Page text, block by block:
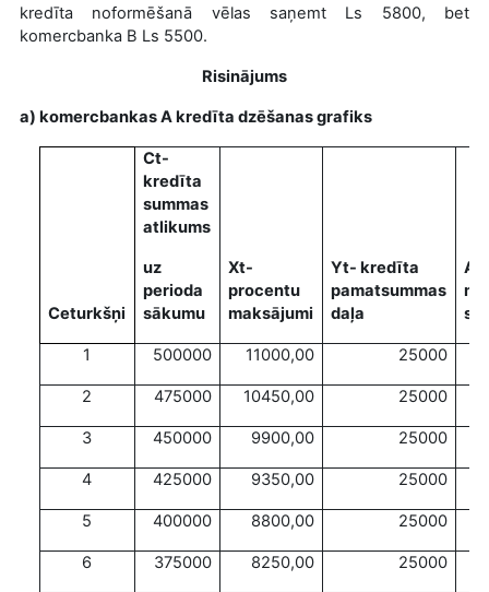
kredīta noformēšanā vēlas saņemt Ls 5800, bet
komercbanka B Ls 5500.
Risinājums
a) komercbankas A kredīta dzēšanas grafiks
Ceturkšņi
Ct-
kredīta
summas
atlikums
uz
perioda
sākumu
Xt-
procentu
maksājumi
Yt- kredīta
pamatsummas
daļa
1 500000 11000,00 25000
2 475000 10450,00 25000
3 450000 9900,00 25000
4 425000 9350,00 25000
5 400000 8800,00 25000
6 375000 8250,00 25000